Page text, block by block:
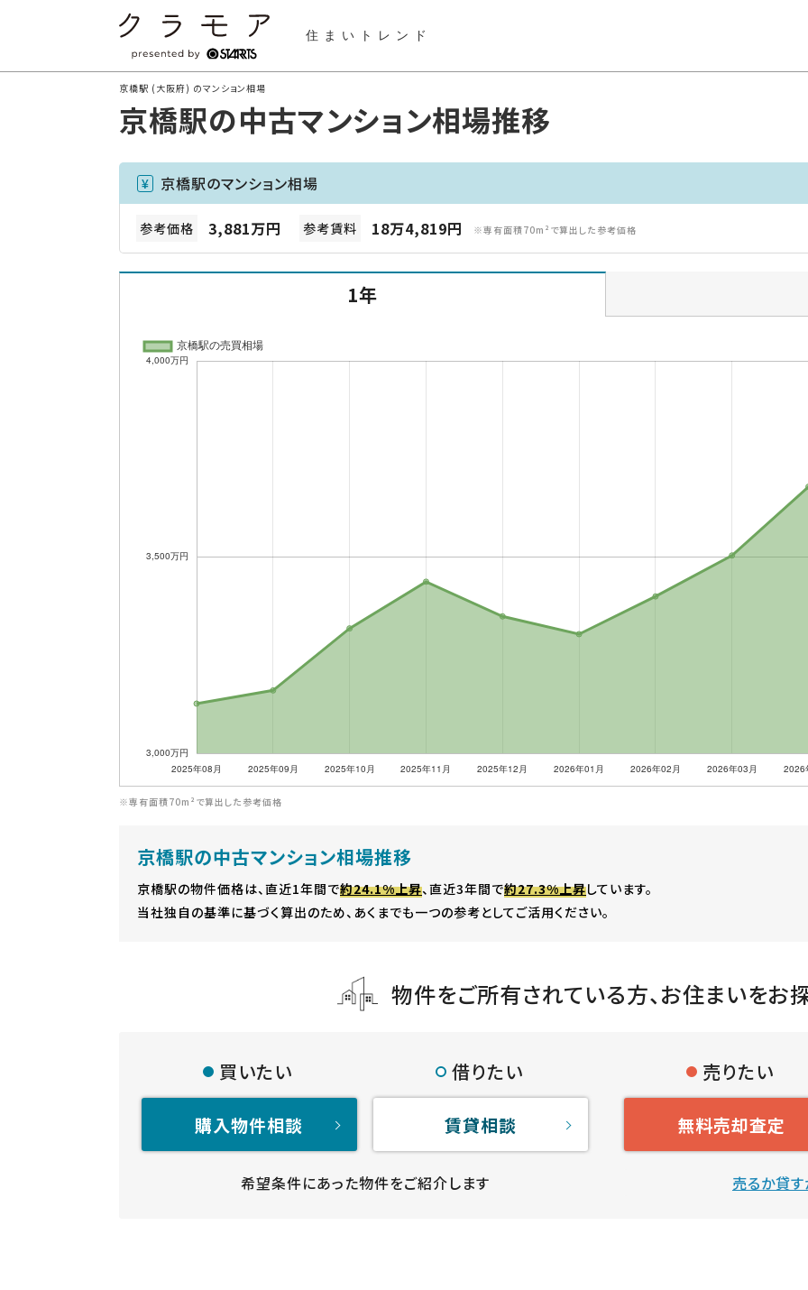
住まいトレンド
京橋駅 (大阪府) のマンション相場
京橋駅の中古マンション相場推移
京橋駅のマンション相場
参考価格 3,881万円 参考賃料 18万4,819円 ※専有面積70m²で算出した参考価格
1年
※専有面積70m²で算出した参考価格
京橋駅の中古マンション相場推移
京橋駅の物件価格は、直近1年間で約24.1%上昇、直近3年間で約27.3%上昇しています。
当社独自の基準に基づく算出のため、あくまでも一つの参考としてご活用ください。
物件をご所有されている方、お住まいをお
買いたい
購入物件相談
借りたい
賃貸相談
希望条件にあった物件をご紹介します
売りたい
無料売却査定
売るか貸